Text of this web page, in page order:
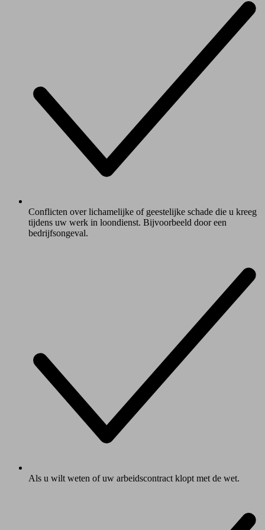
Conflicten over lichamelijke of geestelijke schade die u kreeg
tijdens uw werk in loondienst. Bijvoorbeeld door een
bedrijfsongeval.
Als u wilt weten of uw arbeidscontract klopt met de wet.